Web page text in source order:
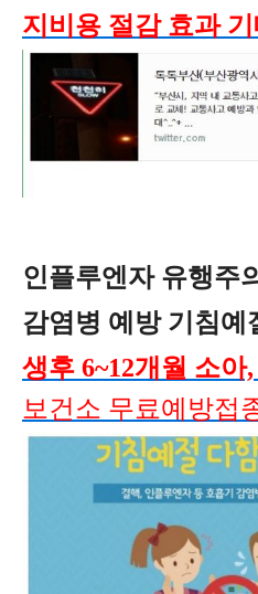
지비용 절감 효과 기
인플루엔자 유행주
감염병 예방 기침예
생후 6~12개월 소아,
보건소 무료예방접